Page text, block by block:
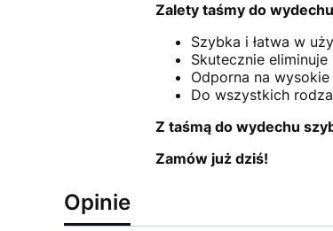
Zalety taśmy do
Szybka i łatwa w
Skutecznie eliminuje
Odporna na
Do wszystkich
Z taśmą do wydechu
Zamów już dziś!
Opinie